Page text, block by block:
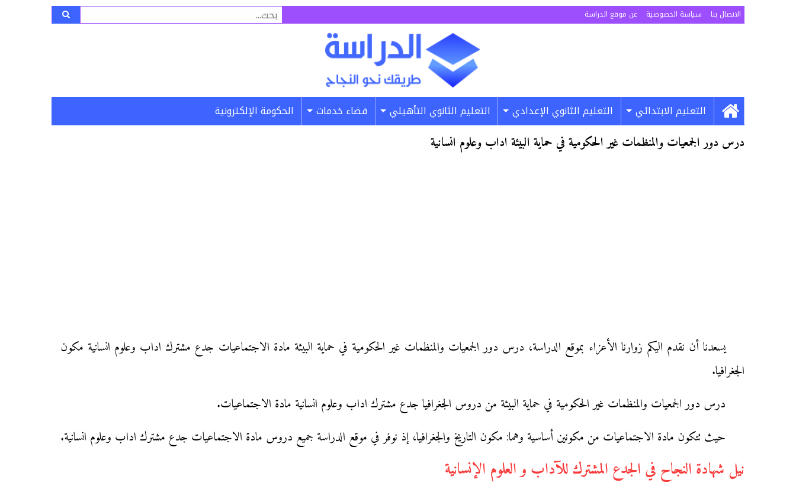
الاتصال بنا سياسة الخصوصية عن موقع الدراسة البحث
عن:
التعليم الابتدائي التعليم الثانوي الإعدادي التعليم الثانوي التأهيلي فضاء خدمات الحكومة الإلكترونية
درس دور الجمعيات والمنظمات غير الحكومية في حماية البيئة اداب وعلوم انسانية
يسعدنا أن نقدم اليكم زوارنا الأعزاء بموقع الدراسة، درس دور الجمعيات والمنظمات غير الحكومية في حماية البيئة مادة الاجتماعيات جدع مشترك اداب وعلوم انسانية مكون
الجغرافيا.
درس دور الجمعيات والمنظمات غير الحكومية في حماية البيئة من دروس الجغرافيا جدع مشترك اداب وعلوم انسانية مادة الاجتماعيات.
حيث تتكون مادة الاجتماعيات من مكونين أساسية وهما: مكون التاريخ والجغرافيا، إذ نوفر في موقع الدراسة جميع دروس مادة الاجتماعيات جدع مشترك اداب وعلوم انسانية.
نيل شهادة النجاح في الجدع المشترك للآداب و العلوم الإنسانية